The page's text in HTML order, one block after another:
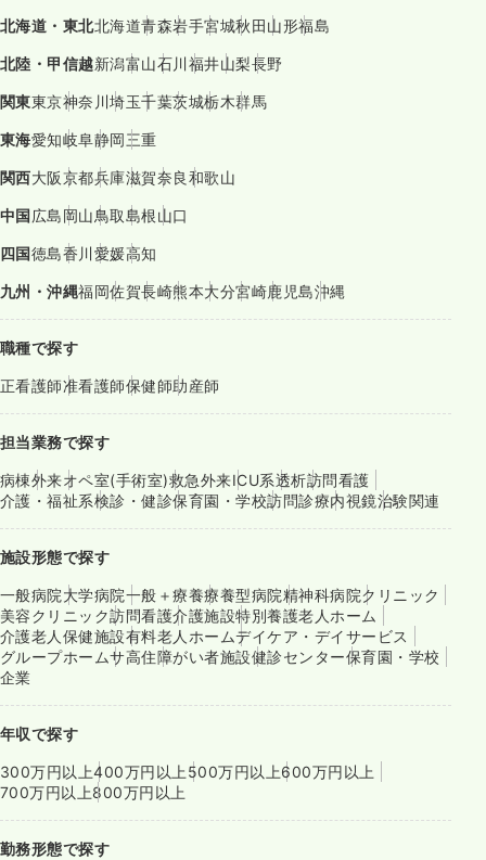
北海道・東北北海道青森岩手宮城秋田山形福島
北陸・甲信越新潟富山石川福井山梨長野
関東東京神奈川埼玉千葉茨城栃木群馬
東海愛知岐阜静岡三重
関西大阪京都兵庫滋賀奈良和歌山
中国広島岡山鳥取島根山口
四国徳島香川愛媛高知
九州・沖縄福岡佐賀長崎熊本大分宮崎鹿児島沖縄
職種で探す
正看護師准看護師保健師助産師
担当業務で探す
病棟外来オペ室(手術室)救急外来ICU系透析訪問看護
介護・福祉系検診・健診保育園・学校訪問診療内視鏡治験関連
施設形態で探す
一般病院大学病院一般＋療養療養型病院精神科病院クリニック
美容クリニック訪問看護介護施設特別養護老人ホーム
介護老人保健施設有料老人ホームデイケア・デイサービス
グループホームサ高住障がい者施設健診センター保育園・学校
企業
年収で探す
300万円以上400万円以上 500万円以上600万円以上
700万円以上800万円以上
勤務形態で探す